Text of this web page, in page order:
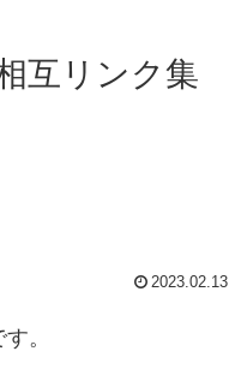
互リンク集
2023.02.13
。